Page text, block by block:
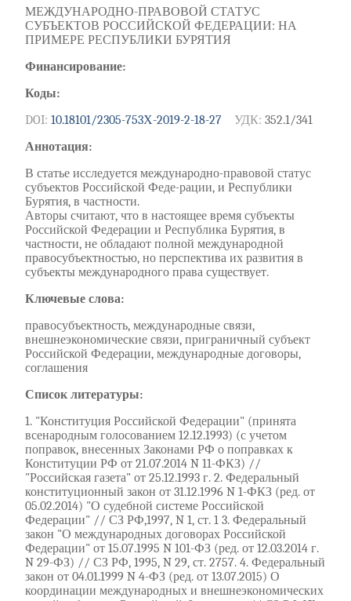
МЕЖДУНАРОДНО-ПРАВОВОЙ СТАТУС
СУБЪЕКТОВ РОССИЙСКОЙ ФЕДЕРАЦИИ: НА
ПРИМЕРЕ РЕСПУБЛИКИ БУРЯТИЯ
Финансирование:
Коды:
DOI: 10.18101/2305-753Х-2019-2-18-27 УДК: 352.1/341
Аннотация:
В статье исследуется международно-правовой статус
субъектов Российской Феде-рации, и Республики
Бурятия, в частности.
Авторы считают, что в настоящее время субъекты
Российской Федерации и Республика Бурятия, в
частности, не обладают полной международной
правосубъектностью, но перспектива их развития в
субъекты международного права существует.
Ключевые слова:
правосубъектность, международные связи,
внешнеэкономические связи, приграничный субъект
Российской Федерации, международные договоры,
соглашения
Список литературы:
1. "Конституция Российской Федерации" (принята
всенародным голосованием 12.12.1993) (с учетом
поправок, внесенных Законами РФ о поправках к
Конституции РФ от 21.07.2014 N 11-ФКЗ) //
"Российская газета" от 25.12.1993 г. 2. Федеральный
конституционный закон от 31.12.1996 N 1-ФКЗ (ред. от
05.02.2014) "О судебной системе Российской
Федерации" // СЗ РФ,1997, N 1, ст. 1 3. Федеральный
закон "О международных договорах Российской
Федерации" от 15.07.1995 N 101-ФЗ (ред. от 12.03.2014 г.
N 29-ФЗ) // СЗ РФ, 1995, N 29, ст. 2757. 4. Федеральный
закон от 04.01.1999 N 4-ФЗ (ред. от 13.07.2015) О
координации международных и внешнеэкономических